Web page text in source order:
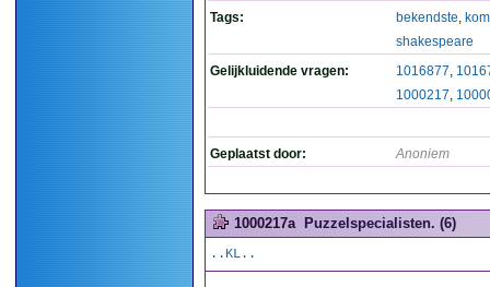
Tags: bekendste,
shakespeare
Gelijkluidende vragen:
1016877,
1000217,
Geplaatst door: Anoniem
1000217a Puzzelspecialisten. (6)
..KL..